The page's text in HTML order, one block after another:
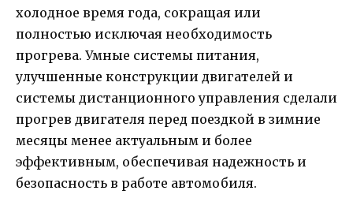
холодное время года, сокращая или
полностью исключая необходимость
прогрева. Умные системы питания,
улучшенные конструкции двигателей и
системы дистанционного управления сделали
прогрев двигателя перед поездкой в зимние
месяцы менее актуальным и более
эффективным, обеспечивая надежность и
безопасность в работе автомобиля.